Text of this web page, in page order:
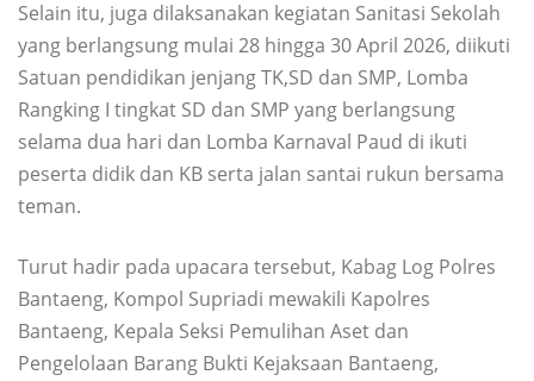
Selain itu, juga dilaksanakan kegiatan Sanitasi Sekolah
yang berlangsung mulai 28 hingga 30 April 2026, diikuti
Satuan pendidikan jenjang TK,SD dan SMP, Lomba
Rangking I tingkat SD dan SMP yang berlangsung
selama dua hari dan Lomba Karnaval Paud di ikuti
peserta didik dan KB serta jalan santai rukun bersama
teman.
Turut hadir pada upacara tersebut, Kabag Log Polres
Bantaeng, Kompol Supriadi mewakili Kapolres
Bantaeng, Kepala Seksi Pemulihan Aset dan
Pengelolaan Barang Bukti Kejaksaan Bantaeng,